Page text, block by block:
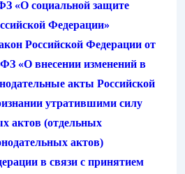
«О социальной защите
Федерации»
Российской Федерации от
«О внесении изменений в
акты Российской
утратившими силу
актов (отдельных
актов)
в связи с принятием